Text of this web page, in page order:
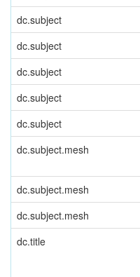
dc.subject
dc.subject
dc.subject
dc.subject
dc.subject
dc.subject.mesh
dc.subject.mesh
dc.subject.mesh
dc.title